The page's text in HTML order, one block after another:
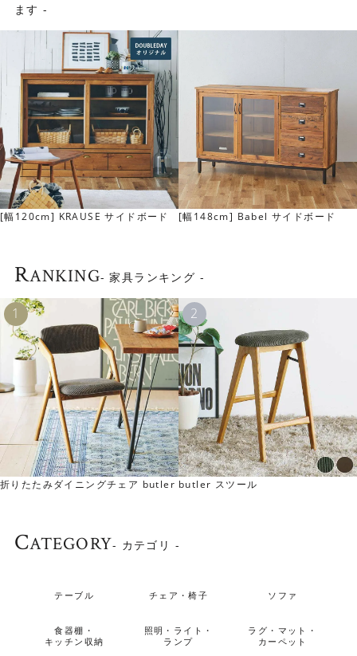
オーク無垢材が醸しだす上質な素材感
素材にはオーク無垢材を使用。天然木ならではの木目や節
していきます。
ってお使いいただけます。
幅80cmより収納力が高いサイズです。 幅80cm、幅
ます -
[幅120cm] KRAUSE サイドボード [幅148cm] Babel サイドボード
RANKING- 家具ランキング -
折りたたみダイニングチェア butler butler スツール
CATEGORY- カテゴリ -
テーブル チェア・椅子 ソファ
食器棚・
キッチン収納
照明・ライト・
ランプ
ラグ・マット・
カーペット